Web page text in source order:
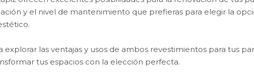
y el nivel de mantenimiento que prefieras para elegir la
explorar las ventajas y usos de ambos revestimientos para tus
tus espacios con la elección perfecta.